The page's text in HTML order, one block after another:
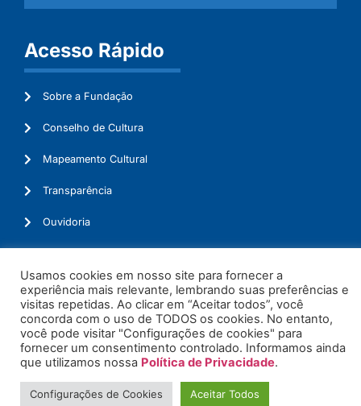
Acesso Rápido
Sobre a Fundação
Conselho de Cultura
Mapeamento Cultural
Transparência
Ouvidoria
© 2026. Todos os Direitos Reservados.
Usamos cookies em nosso site para fornecer a
experiência mais relevante, lembrando suas preferências e
visitas repetidas. Ao clicar em “Aceitar todos”, você
concorda com o uso de TODOS os cookies. No entanto,
você pode visitar "Configurações de cookies" para
fornecer um consentimento controlado. Informamos ainda
que utilizamos nossa Política de Privacidade.
Configurações de Cookies Aceitar Todos